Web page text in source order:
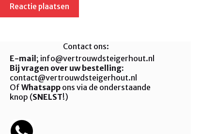
Reactie plaatsen
Contact ons:
E-mail ; info@vertrouwdsteigerhout.nl
Bij vragen over uw bestelling:
contact@vertrouwdsteigerhout.nl
Of Whatsapp ons via de onderstaande
knop (SNELST!)